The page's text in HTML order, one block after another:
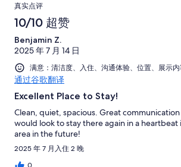
真实点评
10/10 超赞
Benjamin Z.
2025 年 7 月 14 日
满意：清洁度、入住、沟通体验、位置、展示
通过谷歌翻译
Excellent Place to Stay!
Clean, quiet, spacious. Great
would look to stay there again in a
area in the future!
2025 年 7 月入住 2 晚
0